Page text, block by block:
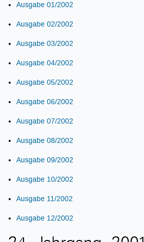
Ausgabe 01/2002
Ausgabe 02/2002
Ausgabe 03/2002
Ausgabe 04/2002
Ausgabe 05/2002
Ausgabe 06/2002
Ausgabe 07/2002
Ausgabe 08/2002
Ausgabe 09/2002
Ausgabe 10/2002
Ausgabe 11/2002
Ausgabe 12/2002